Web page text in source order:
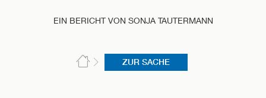
EIN BERICHT VON SONJA TAUTERMANN
ZUR SACHE